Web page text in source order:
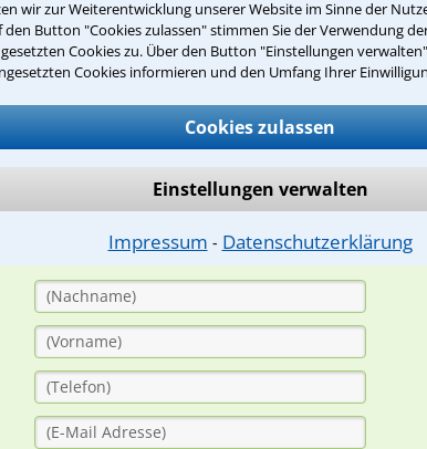
wir zur Weiterentwicklung unserer Website im Sinne der
den Button "Cookies zulassen" stimmen Sie der Verwendung
Cookies zu. Über den Button "Einstellungen
Cookies informieren und den Umfang Ihrer
Cookies zulassen
Einstellungen verwalten
Impressum ⁃ Datenschutzerklärung
Anschließend werden sich spezialisierte
durch einen Anwalt ist für Sie kostenlos.